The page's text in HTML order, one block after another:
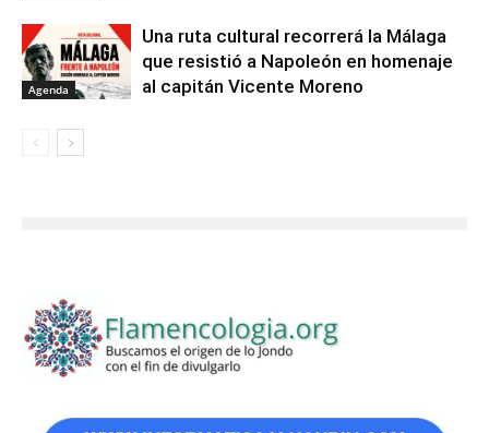
Agenda
Una ruta cultural recorrerá la Málaga
que resistió a Napoleón en homenaje
al capitán Vicente Moreno